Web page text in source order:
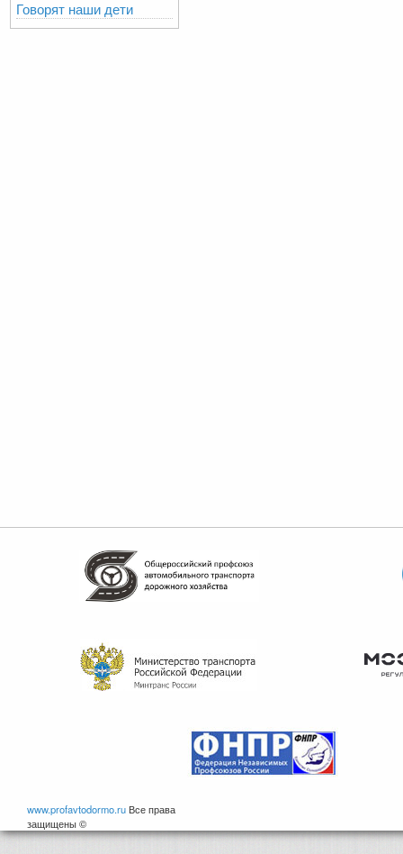
Говорят наши дети
www.profavtodormo.ru Все права
защищены ©